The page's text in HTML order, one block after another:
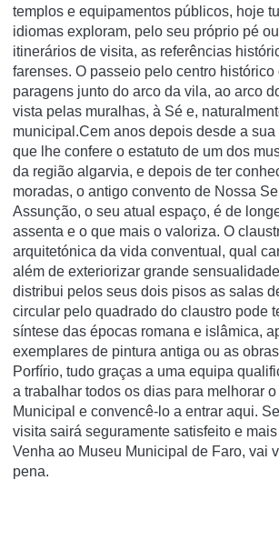
templos e equipamentos públicos, hoje
idiomas exploram, pelo seu próprio pé
itinerários de visita, as referências
farenses. O passeio pelo centro histórico
paragens junto do arco da vila, ao arco
vista pelas muralhas, à Sé e,
municipal.Cem anos depois desde a
que lhe confere o estatuto de um dos
da região algarvia, e depois de ter
moradas, o antigo convento de Nossa
Assunção, o seu atual espaço, é de
assenta e o que mais o valoriza. O
arquitetónica da vida conventual, qual
além de exteriorizar grande
distribui pelos seus dois pisos as salas
circular pelo quadrado do claustro pode
síntese das épocas romana e islâmica,
exemplares de pintura antiga ou as
Porfírio, tudo graças a uma equipa
a trabalhar todos os dias para melhorar
Municipal e convencê-lo a entrar aqui.
visita sairá seguramente satisfeito e
Venha ao Museu Municipal de Faro, vai
pena.